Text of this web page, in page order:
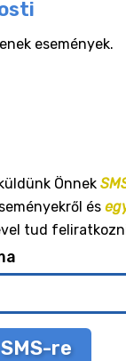
események.
Önnek
és
tud
re